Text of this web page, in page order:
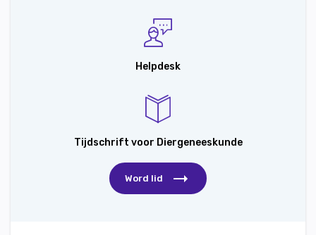
Helpdesk
Tijdschrift voor Diergeneeskunde
Word lid